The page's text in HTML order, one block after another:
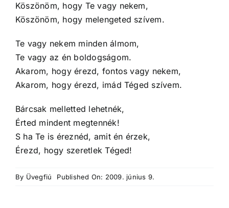
Köszönöm, hogy Te vagy nekem,
Köszönöm, hogy melengeted szívem.
Te vagy nekem minden álmom,
Te vagy az én boldogságom.
Akarom, hogy érezd, fontos vagy nekem,
Akarom, hogy érezd, imád Téged szívem.
Bárcsak melletted lehetnék,
Érted mindent megtennék!
S ha Te is éreznéd, amit én érzek,
Érezd, hogy szeretlek Téged!
By Üvegfiú Published On: 2009. június 9.